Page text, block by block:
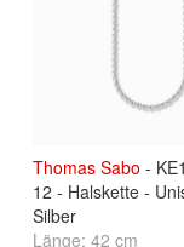
Thomas Sabo -
12 - Halskette -
Silber
Länge: 42 cm